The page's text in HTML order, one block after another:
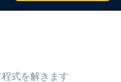
式を解きます